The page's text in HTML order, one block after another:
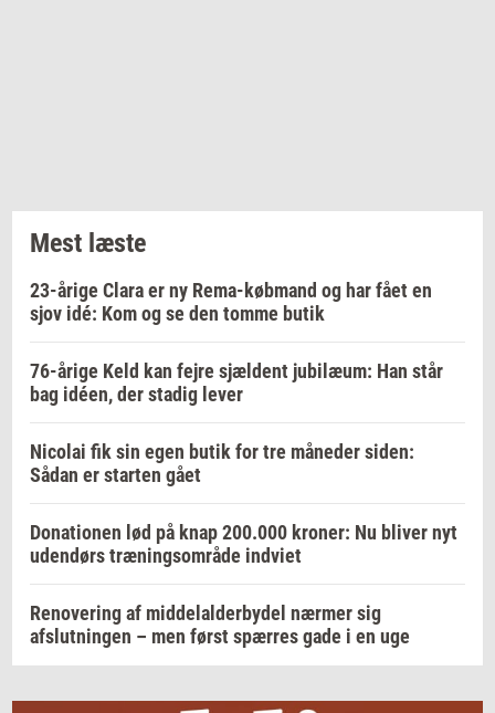
Mest læste
23-årige Clara er ny Rema-købmand og har fået en
sjov idé: Kom og se den tomme butik
76-årige Keld kan fejre sjældent jubilæum: Han står
bag idéen, der stadig lever
Nicolai fik sin egen butik for tre måneder siden:
Sådan er starten gået
Donationen lød på knap 200.000 kroner: Nu bliver nyt
udendørs træningsområde indviet
Renovering af middelalderbydel nærmer sig
afslutningen – men først spærres gade i en uge